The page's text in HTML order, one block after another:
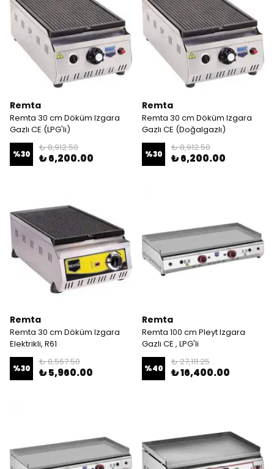
Remta
Remta 30 cm Döküm Izgara
Gazlı CE (LPG'li)
%30
₺ 8,912.50
₺ 6,200.00
Remta
Remta 30 cm Döküm Izgara
Gazlı CE (Doğalgazlı)
%30
₺ 8,912.50
₺ 6,200.00
Remta
Remta 30 cm Döküm Izgara
Elektrikli, R61
%30
₺ 8,567.50
₺ 5,960.00
Remta
Remta 100 cm Pleyt Izgara
Gazlı CE , LPG'li
%40
₺ 27,111.25
₺ 16,400.00